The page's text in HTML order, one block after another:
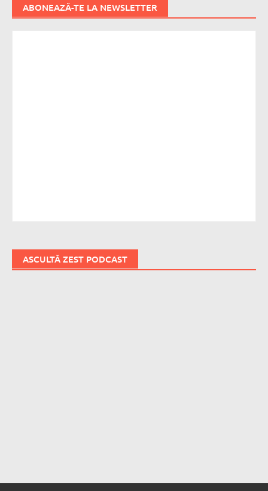
ABONEAZĂ-TE LA NEWSLETTER
ASCULTĂ ZEST PODCAST